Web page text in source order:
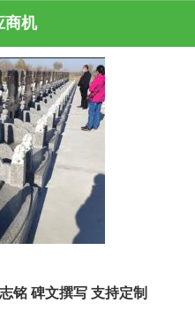
商机
铭 碑文撰写 支持定制